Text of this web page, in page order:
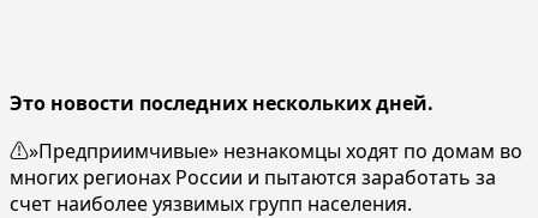
Это новости последних нескольких дней.
⚠️»Предприимчивые» незнакомцы ходят по домам во
многих регионах России и пытаются заработать за
счет наиболее уязвимых групп населения.